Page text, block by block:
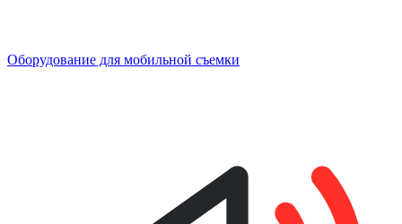
Оборудование для мобильной съемки